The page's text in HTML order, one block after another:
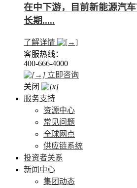
在中下游，目前新能源汽
长期.....
了解详情
客服热线：
400-666-4000
立即咨询
关闭
服务支持
资源中心
常见问题
全球网点
供应链系统
投资者关系
新闻中心
集团动态